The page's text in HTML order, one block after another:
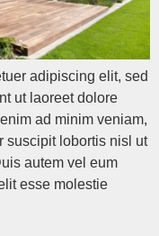
adipiscing elit, sed
ut laoreet dolore
ad minim veniam,
suscipit lobortis nisl ut
autem vel eum
esse molestie